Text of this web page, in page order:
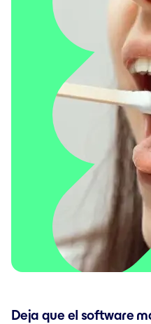
Deja que el software